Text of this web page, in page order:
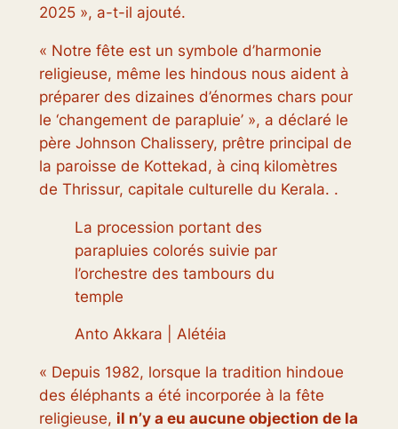
2025 », a-t-il ajouté.
« Notre fête est un symbole d’harmonie
religieuse, même les hindous nous aident à
préparer des dizaines d’énormes chars pour
le ‘changement de parapluie’ », a déclaré le
père Johnson Chalissery, prêtre principal de
la paroisse de Kottekad, à cinq kilomètres
de Thrissur, capitale culturelle du Kerala. .
La procession portant des
parapluies colorés suivie par
l’orchestre des tambours du
temple
Anto Akkara | Alétéia
« Depuis 1982, lorsque la tradition hindoue
des éléphants a été incorporée à la fête
religieuse, il n’y a eu aucune objection de la